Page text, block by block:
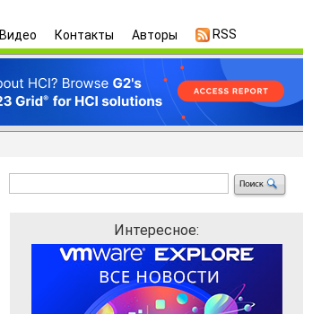
Видео Контакты Авторы RSS
Интересное: